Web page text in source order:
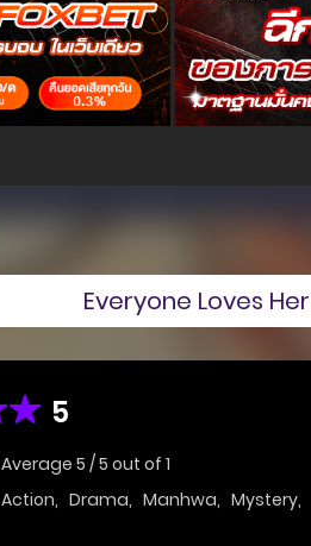
Everyone Loves Her
5
Average 5 /5 out of 1
Action, Drama, Manhwa, Mystery,